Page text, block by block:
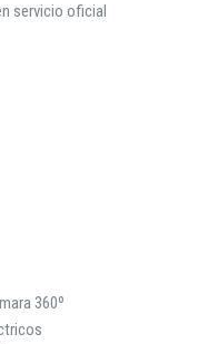
servicio oficial
360º